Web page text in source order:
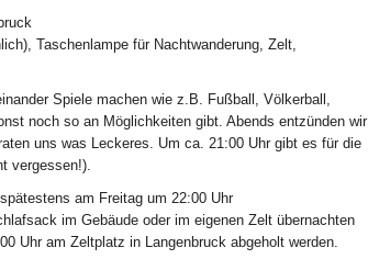
Taschenlampe für Nachtwanderung, Zelt,
Spiele machen wie z.B. Fußball, Völkerball,
noch so an Möglichkeiten gibt. Abends entzünden wir
uns was Leckeres. Um ca. 21:00 Uhr gibt es für die
vergessen!).
am Freitag um 22:00 Uhr
im Gebäude oder im eigenen Zelt übernachten
Uhr am Zeltplatz in Langenbruck abgeholt werden.